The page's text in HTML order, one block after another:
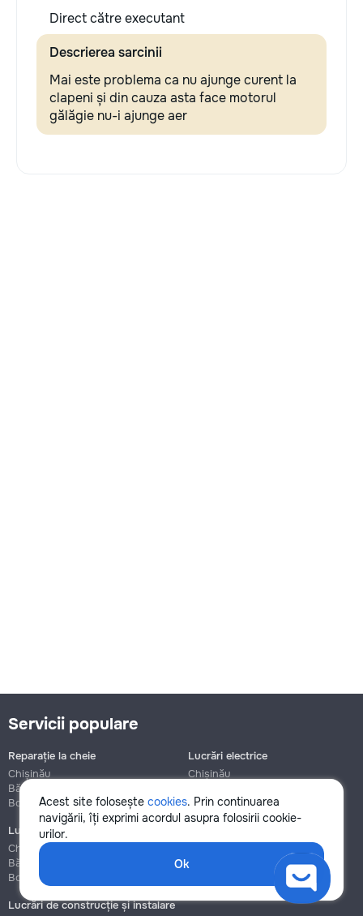
Direct către executant
Descrierea sarcinii
Mai este problema ca nu ajunge curent la
clapeni și din cauza asta face motorul
gălăgie nu-i ajunge aer
Acest site folosește cookies. Prin continuarea
navigării, îți exprimi acordul asupra folosirii cookie-
urilor.
Ok
Servicii populare
Reparație la cheie
Chișinău
Bălți
Botanica
Lucrări electrice
Chișinău
Botanica
Lucrări de instalații sanitare
Chișinău
Bălți
Botanica
Bălți
Lucrări de construcție și instalare